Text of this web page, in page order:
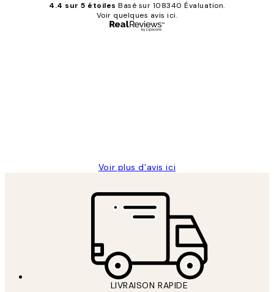
4.4 sur 5 étoiles Basé sur 108340 Évaluation.
Voir quelques avis ici.
Voir plus d’avis ici
LIVRAISON RAPIDE